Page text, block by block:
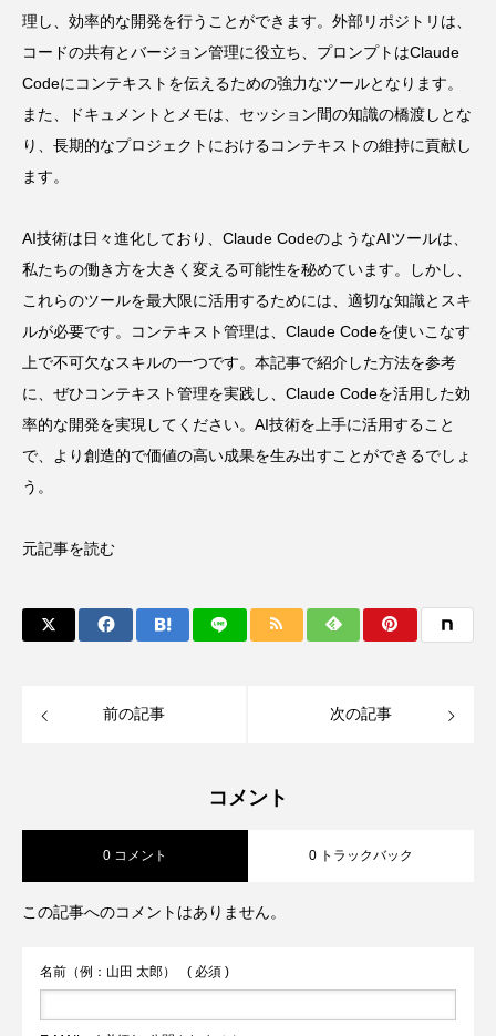
理し、効率的な開発を行うことができます。外部リポジトリは、
コードの共有とバージョン管理に役立ち、プロンプトはClaude
Codeにコンテキストを伝えるための強力なツールとなります。
また、ドキュメントとメモは、セッション間の知識の橋渡しとな
り、長期的なプロジェクトにおけるコンテキストの維持に貢献し
ます。
AI技術は日々進化しており、Claude CodeのようなAIツールは、
私たちの働き方を大きく変える可能性を秘めています。しかし、
これらのツールを最大限に活用するためには、適切な知識とスキ
ルが必要です。コンテキスト管理は、Claude Codeを使いこなす
上で不可欠なスキルの一つです。本記事で紹介した方法を参考
に、ぜひコンテキスト管理を実践し、Claude Codeを活用した効
率的な開発を実現してください。AI技術を上手に活用すること
で、より創造的で価値の高い成果を生み出すことができるでしょ
う。
元記事を読む
前の記事 次の記事
コメント
0 コメント 0 トラックバック
この記事へのコメントはありません。
名前（例：山田 太郎） ( 必須 )